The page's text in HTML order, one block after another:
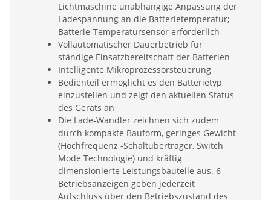
Lichtmaschine unabhängige Anpassung der
Ladespannung an die Batterietemperatur;
Batterie-Temperatursensor erforderlich
Vollautomatischer Dauerbetrieb für
ständige Einsatzbereitschaft der Batterien
Intelligente Mikroprozessorsteuerung
Bedienteil ermöglicht es den Batterietyp
einzustellen und zeigt den aktuellen Status
des Geräts an
Die Lade-Wandler zeichnen sich zudem
durch kompakte Bauform, geringes Gewicht
(Hochfrequenz -Schaltübertrager, Switch
Mode Technologie) und kräftig
dimensionierte Leistungsbauteile aus. 6
Betriebsanzeigen geben jederzeit
Aufschluss über den Betriebszustand des